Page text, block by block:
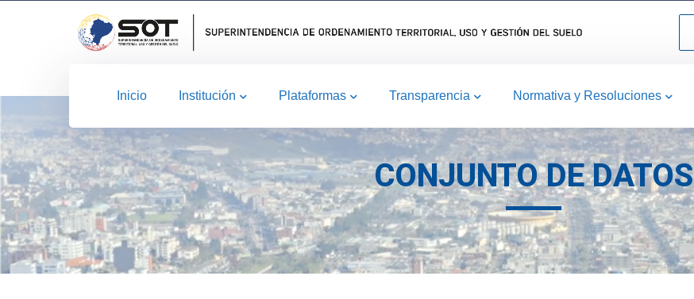
Inicio Institución Plataformas Transparencia Normativa y Resoluciones
CONJUNTO DE DATOS